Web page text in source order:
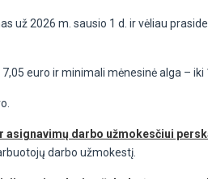
už 2026 m. sausio 1 d. ir vėliau
euro ir minimali mėnesinė alga – iki
darbo užmokesčiui
darbo užmokestį.